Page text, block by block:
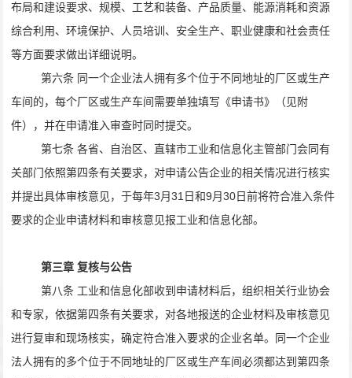
布局和建设要求、规模、工艺和装备、产品质量、能源消耗和资源
综合利用、环境保护、人员培训、安全生产、职业健康和社会责任
等方面要求做出详细说明。
第六条 同一个企业法人拥有多个位于不同地址的厂区或生产
车间的，每个厂区或生产车间需要单独填写《申请书》（见附
件），并在申请准入审查时同时提交。
第七条 各省、自治区、直辖市工业和信息化主管部门会同有
关部门依照第四条有关要求，对申请公告企业的相关情况进行核实
并提出具体审核意见，于每年3月31 日和9月30日前将符合准入条件
要求的企业申请材料和审核意见报工业和信息化部。
第三章 复核与公告
第八条 工业和信息化部收到申请材料后，组织相关行业协会
和专家，依据第四条有关要求，对各地报送的企业材料及审核意见
进行复审和现场核实，确定符合准入要求的企业名单。同一个企业
法人拥有的多个位于不同地址的厂区或生产车间必须都达到第四条